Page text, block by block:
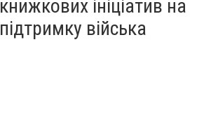
книжкових ініціатив на
підтримку війська